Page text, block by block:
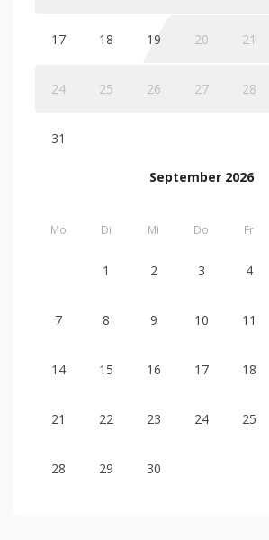
17 18 19 20 21
24 25 26 27 28
31
September 2026
Mo Di Mi Do Fr
1 2 3 4
7 8 9 10 11
14 15 16 17 18
21 22 23 24 25
28 29 30